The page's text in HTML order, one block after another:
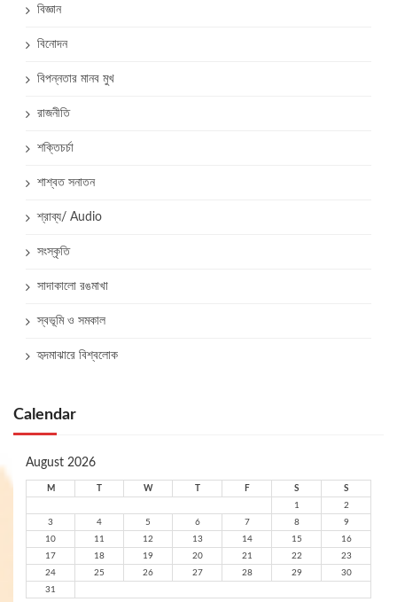
বিজ্ঞান
বিনোদন
বিপন্নতার মানব মুখ
রাজনীতি
শক্তিচর্চা
শাশ্বত সনাতন
শ্রাব্য/ Audio
সংস্কৃতি
সাদাকালো রঙমাখা
স্বভূমি ও সমকাল
হৃদমাঝারে বিশ্বলোক
Calendar
August 2026
M W F S
S
1
2
3
4 5 6 7 8
9
10
11 12 13 14 15
16
17
18 19 20 21 22
23
24
25 26 27 28 29
30
31